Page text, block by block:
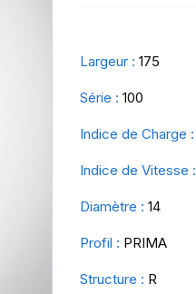
Largeur : 175
Série : 100
Indice de Charge :
Indice de Vitesse :
Diamètre : 14
Profil : PRIMA
Structure : R